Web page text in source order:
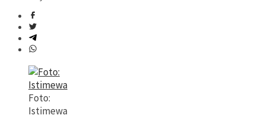
Foto:
Istimewa